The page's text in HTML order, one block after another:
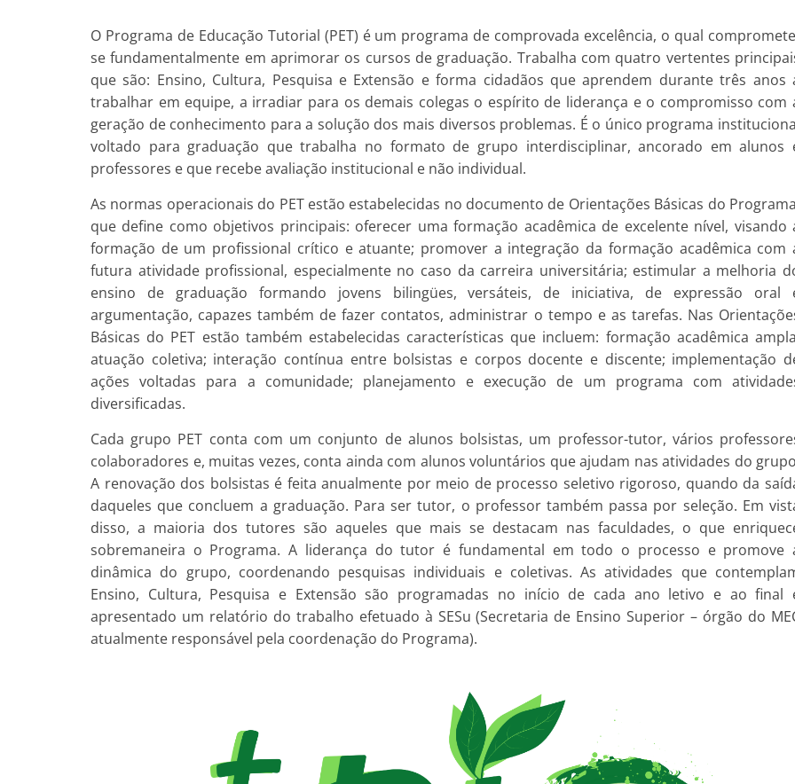
O Programa de Educação Tutorial (PET) é um programa de comprovada excelência, o qual
se fundamentalmente em aprimorar os cursos de graduação. Trabalha com quatro vertentes
que são: Ensino, Cultura, Pesquisa e Extensão e forma cidadãos que aprendem durante três anos
trabalhar em equipe, a irradiar para os demais colegas o espírito de liderança e o compromisso com
geração de conhecimento para a solução dos mais diversos problemas. É o único programa
voltado para graduação que trabalha no formato de grupo interdisciplinar, ancorado em alunos
professores e que recebe avaliação institucional e não individual.
As normas operacionais do PET estão estabelecidas no documento de Orientações Básicas do
que define como objetivos principais: oferecer uma formação acadêmica de excelente nível, visando
formação de um profissional crítico e atuante; promover a integração da formação acadêmica com
futura atividade profissional, especialmente no caso da carreira universitária; estimular a melhoria
ensino de graduação formando jovens bilingües, versáteis, de iniciativa, de expressão oral
argumentação, capazes também de fazer contatos, administrar o tempo e as tarefas. Nas
Básicas do PET estão também estabelecidas características que incluem: formação acadêmica
atuação coletiva; interação contínua entre bolsistas e corpos docente e discente; implementação
ações voltadas para a comunidade; planejamento e execução de um programa com
diversificadas.
Cada grupo PET conta com um conjunto de alunos bolsistas, um professor-tutor, vários
colaboradores e, muitas vezes, conta ainda com alunos voluntários que ajudam nas atividades do
A renovação dos bolsistas é feita anualmente por meio de processo seletivo rigoroso, quando da
daqueles que concluem a graduação. Para ser tutor, o professor também passa por seleção. Em
disso, a maioria dos tutores são aqueles que mais se destacam nas faculdades, o que
sobremaneira o Programa. A liderança do tutor é fundamental em todo o processo e promove
dinâmica do grupo, coordenando pesquisas individuais e coletivas. As atividades que
Ensino, Cultura, Pesquisa e Extensão são programadas no início de cada ano letivo e ao final
apresentado um relatório do trabalho efetuado à SESu (Secretaria de Ensino Superior – órgão do
atualmente responsável pela coordenação do Programa).